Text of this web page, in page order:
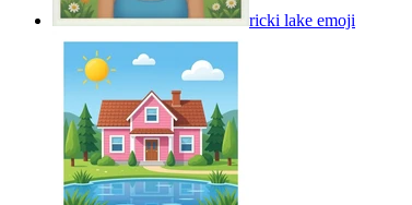
ricki lake emoji